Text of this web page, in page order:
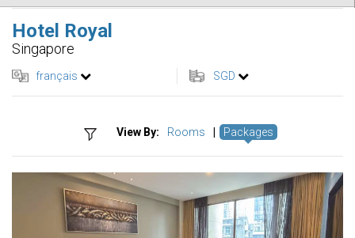
Hotel Royal
Singapore
français SGD
View By: Rooms Packages
Previous Next